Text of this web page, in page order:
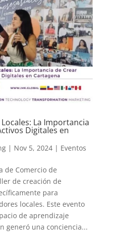
La Importancia
Digitales en
| Nov 5, 2024| Eventos
de Comercio de
de creación de
para
locales. Este evento
de aprendizaje
generó una conciencia...